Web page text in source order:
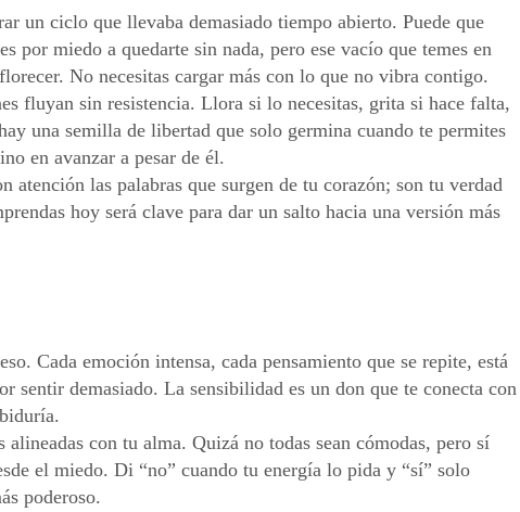
un ciclo que llevaba demasiado tiempo abierto. Puede que
por miedo a quedarte sin nada, pero ese vacío que temes en
No necesitas cargar más con lo que no vibra contigo.
fluyan sin resistencia. Llora si lo necesitas, grita si hace falta,
una semilla de libertad que solo germina cuando te permites
en avanzar a pesar de él.
atención las palabras que surgen de tu corazón; son tu verdad
hoy será clave para dar un salto hacia una versión más
Cada emoción intensa, cada pensamiento que se repite, está
sentir demasiado. La sensibilidad es un don que te conecta con
con tu alma. Quizá no todas sean cómodas, pero sí
el miedo. Di “no” cuando tu energía lo pida y “sí” solo
poderoso.